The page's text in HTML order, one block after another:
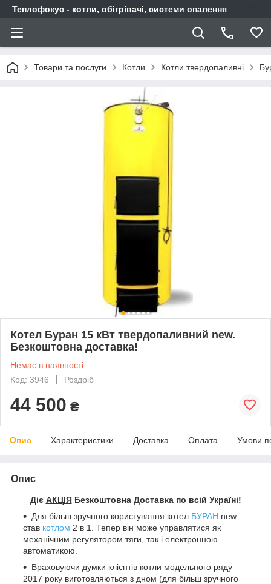
Теплофокус - котли, обігрівачі, системи опалення
Товари та послуги Котли Котли твердопаливні
Котел Буран 15 кВт твердопаливний new.
Безкоштовна доставка!
Немає в наявності
Код: 3946
Роздріб
44 500 ₴
Опис Характеристики Доставка Оплата Умови
Опис
Діє АКЦІЯБезкоштовна Доставка по всій Україні!
Для більш зручного користування котел БУРАН new
став котлом 2 в 1. Тепер він може управлятися як
механічним регулятором тяги, так і електронною
автоматикою.
Враховуючи думки клієнтів котли модельного ряду
2017 року виготовляються з дном (для більш зручного